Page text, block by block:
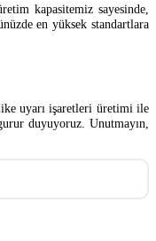
kapasitemiz sayesinde,
en yüksek standartlara
uyarı işaretleri üretimi ile
duyuyoruz. Unutmayın,